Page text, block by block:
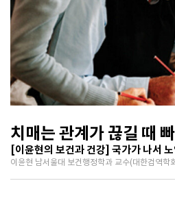
치매는 관계가 끊길 때
[이윤현의 보건과 건강] 국가가 나서
이윤현 남서울대 보건행정학과 교수(대한검역학